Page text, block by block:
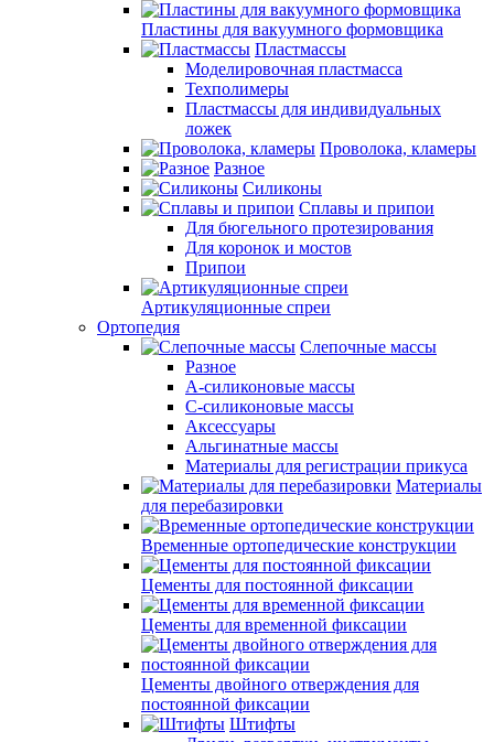
Пластины для вакуумного формовщика
Пластмассы
Моделировочная пластмасса
Техполимеры
Пластмассы для индивидуальных
ложек
Проволока, кламеры
Разное
Силиконы
Сплавы и припои
Для бюгельного протезирования
Для коронок и мостов
Припои
Артикуляционные спреи
Ортопедия
Слепочные массы
Разное
А-силиконовые массы
С-силиконовые массы
Аксессуары
Альгинатные массы
Материалы для регистрации прикуса
Материалы
для перебазировки
Временные ортопедические конструкции
Цементы для постоянной фиксации
Цементы для временной фиксации
Цементы двойного отверждения для
постоянной фиксации
Штифты